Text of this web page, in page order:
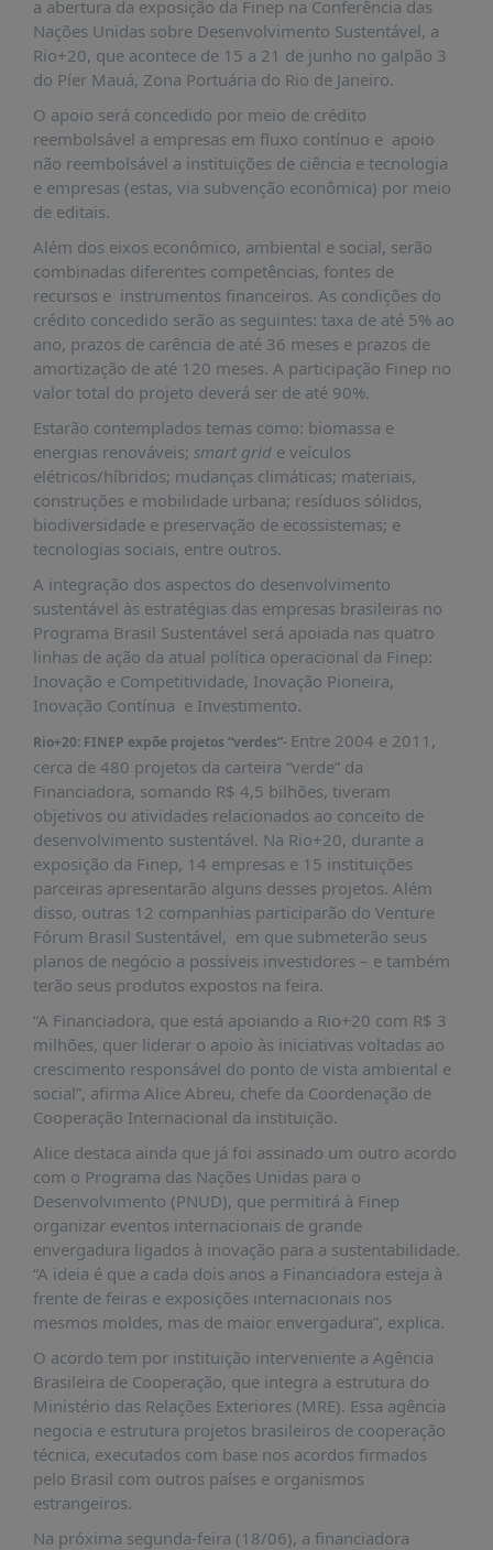
DADOS
FRENTE
PARLAMENTAR
SOBRE
A
FRENTE
INFORMAÇÕES
CURSOS
E
EVENTOS
INSCRIÇÕES
MATERIAIS
DISPONÍVEIS
PUBLICAÇÕES
REVISTA
RUMOS
LIVROS
ESTUDOS
NOTÍCIAS
PRÊMIO
ABDE-
PRÊMIO
ABDE
DE
JORNALISMO
SABER
+
CONTATO
a abertura da exposição da Finep na Conferência das
Nações Unidas sobre Desenvolvimento Sustentável, a
Rio+20, que acontece de 15 a 21 de junho no galpão 3
do Píer Mauá, Zona Portuária do Rio de Janeiro.
O apoio será concedido por meio de crédito
reembolsável a empresas em fluxo contínuo e apoio
não reembolsável a instituições de ciência e tecnologia
e empresas (estas, via subvenção econômica) por meio
de editais.
Além dos eixos econômico, ambiental e social, serão
combinadas diferentes competências, fontes de
recursos e instrumentos financeiros. As condições do
crédito concedido serão as seguintes: taxa de até 5% ao
ano, prazos de carência de até 36 meses e prazos de
amortização de até 120 meses. A participação Finep no
valor total do projeto deverá ser de até 90%.
Estarão contemplados temas como: biomassa e
energias renováveis; smart gride veículos
elétricos/híbridos; mudanças climáticas; materiais,
construções e mobilidade urbana; resíduos sólidos,
biodiversidade e preservação de ecossistemas; e
tecnologias sociais, entre outros.
A integração dos aspectos do desenvolvimento
sustentável às estratégias das empresas brasileiras no
Programa Brasil Sustentável será apoiada nas quatro
linhas de ação da atual política operacional da Finep:
Inovação e Competitividade, Inovação Pioneira,
Inovação Contínua e Investimento.
Rio+20: FINEP expõe projetos “verdes”- Entre 2004 e 2011,
cerca de 480 projetos da carteira “verde” da
Financiadora, somando R$ 4,5 bilhões, tiveram
objetivos ou atividades relacionados ao conceito de
desenvolvimento sustentável. Na Rio+20, durante a
exposição da Finep, 14 empresas e 15 instituições
parceiras apresentarão alguns desses projetos. Além
disso, outras 12 companhias participarão do Venture
Fórum Brasil Sustentável, em que submeterão seus
planos de negócio a possíveis investidores – e também
terão seus produtos expostos na feira.
“A Financiadora, que está apoiando a Rio+20 com R$ 3
milhões, quer liderar o apoio às iniciativas voltadas ao
crescimento responsável do ponto de vista ambiental e
social”, afirma Alice Abreu, chefe da Coordenação de
Cooperação Internacional da instituição.
Alice destaca ainda que já foi assinado um outro acordo
com o Programa das Nações Unidas para o
Desenvolvimento (PNUD), que permitirá à Finep
organizar eventos internacionais de grande
envergadura ligados à inovação para a sustentabilidade.
“A ideia é que a cada dois anos a Financiadora esteja à
frente de feiras e exposições internacionais nos
mesmos moldes, mas de maior envergadura”, explica.
O acordo tem por instituição interveniente a Agência
Brasileira de Cooperação, que integra a estrutura do
Ministério das Relações Exteriores (MRE). Essa agência
negocia e estrutura projetos brasileiros de cooperação
técnica, executados com base nos acordos firmados
pelo Brasil com outros países e organismos
estrangeiros.
Na próxima segunda-feira (18/06), a financiadora